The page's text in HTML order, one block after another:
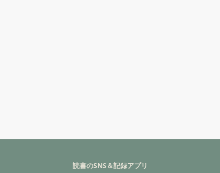
読書のSNS＆記録アプリ